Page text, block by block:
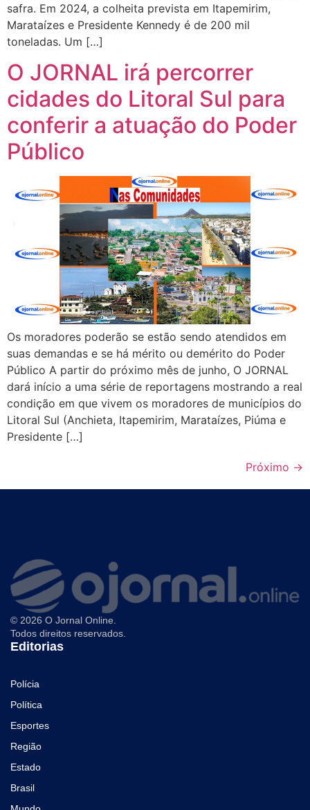
safra. Em 2024, a colheita prevista em Itapemirim,
Marataízes e Presidente Kennedy é de 200 mil
toneladas. Um […]
O JORNAL irá percorrer
cidades do Litoral Sul para
conferir a atuação do Poder
Público
Os moradores poderão se estão sendo atendidos em
suas demandas e se há mérito ou demérito do Poder
Público A partir do próximo mês de junho, O JORNAL
dará início a uma série de reportagens mostrando a real
condição em que vivem os moradores de municípios do
Litoral Sul (Anchieta, Itapemirim, Marataízes, Piúma e
Presidente […]
Próximo →
© 2026 O Jornal Online.
Todos direitos reservados.
Editorias
Polícia
Política
Esportes
Região
Estado
Brasil